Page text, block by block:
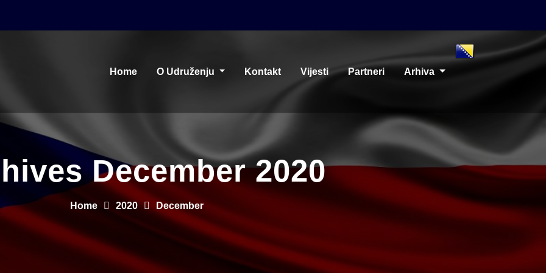
Home O Udruženju Kontakt Vijesti Partneri Arhiva
December 2020
Home 2020 December